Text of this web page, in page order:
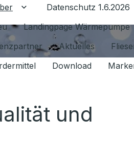
Untermenü für Ratgeber
Datenschutz 1.6.2026
Landingpage Wärmepumpe
Aktuelles
Download
und